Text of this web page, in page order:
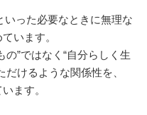
いった必要なときに無理な
います。
”ではなく“自分らしく生
けるような関係性を、
ます。